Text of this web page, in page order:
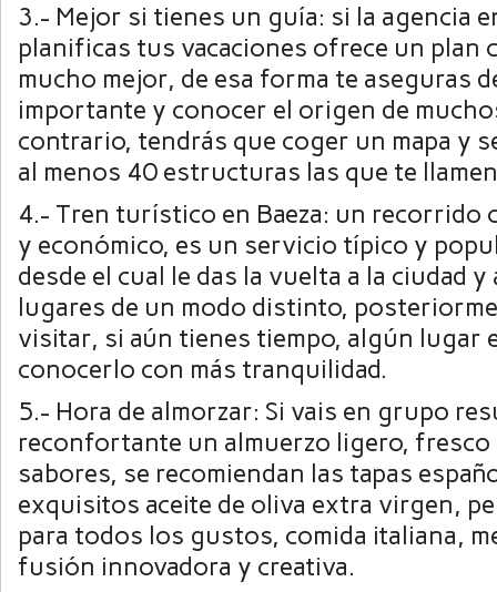
3.- Mejor si tienes un guía: si la agencia
planificas tus vacaciones ofrece un plan
mucho mejor, de esa forma te aseguras
importante y conocer el origen de
contrario, tendrás que coger un mapa y
al menos 40 estructuras las que te
4.- Tren turístico en Baeza: un recorrido
y económico, es un servicio típico y
desde el cual le das la vuelta a la ciudad y
lugares de un modo distinto,
visitar, si aún tienes tiempo, algún lugar
conocerlo con más tranquilidad.
5.- Hora de almorzar: Si vais en grupo
reconfortante un almuerzo ligero, fresco
sabores, se recomiendan las tapas
exquisitos aceite de oliva extra virgen,
para todos los gustos, comida italiana,
fusión innovadora y creativa.